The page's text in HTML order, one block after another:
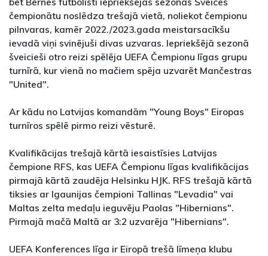
čempionātu noslēdza trešajā vietā, noliekot čempionu
pilnvaras, kamēr 2022./2023.gada meistarsacīkšu
ievadā viņi svinējuši divas uzvaras. Iepriekšējā sezonā
šveicieši otro reizi spēlēja UEFA Čempionu līgas grupu
turnīrā, kur vienā no mačiem spēja uzvarēt Mančestras
"United".
Ar kādu no Latvijas komandām "Young Boys" Eiropas
turnīros spēlē pirmo reizi vēsturē.
Kvalifikācijas trešajā kārtā iesaistīsies Latvijas
čempione RFS, kas UEFA Čempionu līgas kvalifikācijas
pirmajā kārtā zaudēja Helsinku HJK. RFS trešajā kārtā
tiksies ar Igaunijas čempioni Tallinas "Levadia" vai
Maltas zelta medaļu ieguvēju Paolas "Hibernians".
Pirmajā mačā Maltā ar 3:2 uzvarēja "Hibernians".
UEFA Konferences līga ir Eiropā trešā līmeņa klubu